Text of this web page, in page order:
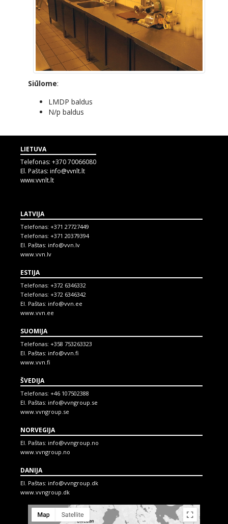
Siūlome:
LMDP baldus
N/p baldus
LIETUVA
Telefonas: +370 70066080
El. Paštas: info@vvnlt.lt
www.vvnlt.lt
LATVIJA
Telefonas: +371 27727449
Telefonas: +371 20379394
El. Paštas: info@vvn.lv
www.vvn.lv
ESTIJA
Telefonas: +372 6346332
Telefonas: +372 6346342
El. Paštas: info@vvn.ee
www.vvn.ee
SUOMIJA
Telefonas: +358 753263323
El. Paštas: info@vvn.fi
www.vvn.fi
ŠVEDIJA
Telefonas: +46 107502388
El. Paštas: info@vvngroup.se
www.vvngroup.se
NORVEGIJA
El. Paštas: info@vvngroup.no
www.vvngroup.no
DANIJA
El. Paštas: info@vvngroup.dk
www.vvngroup.dk